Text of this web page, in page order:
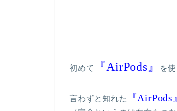
初めて 『AirPods』 を
言わずと知れた 『AirPods』